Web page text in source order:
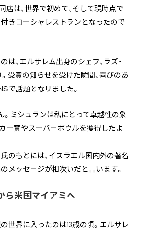
店は、世界で初めて、そして現時点で
きコーシャレストランとなったので
は、エルサレム出身のシェフ、ラズ・
。受賞の知らせを受けた瞬間、喜びのあ
で話題となリました。
。ミシュランは私にとって卓越性の象
ー賞やスーパーボウルを獲得したよ
のもとには、イスラエル国内外の著名
メッセージが相次いだと言います。
ら米国マイアミへ
世界に入ったのは13歳の頃。エルサレ